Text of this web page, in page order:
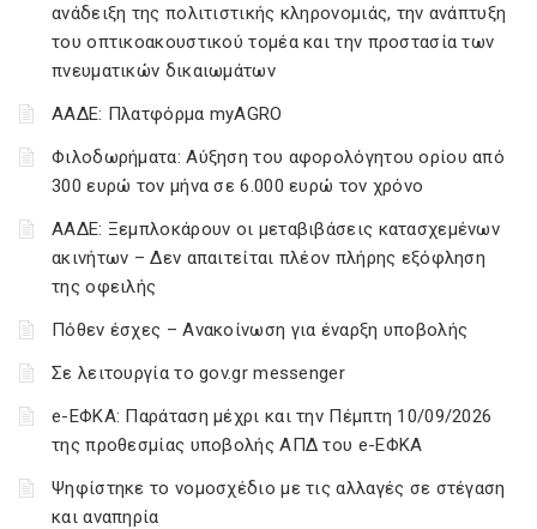
ανάδειξη της πολιτιστικής κληρονομιάς, την ανάπτυξη
του οπτικοακουστικού τομέα και την προστασία των
πνευματικών δικαιωμάτων
ΑΑΔΕ: Πλατφόρμα myAGRO
Φιλοδωρήματα: Αύξηση του αφορολόγητου ορίου από
300 ευρώ τον μήνα σε 6.000 ευρώ τον χρόνο
ΑΑΔΕ: Ξεμπλοκάρουν οι μεταβιβάσεις κατασχεμένων
ακινήτων – Δεν απαιτείται πλέον πλήρης εξόφληση
της οφειλής
Πόθεν έσχες – Ανακοίνωση για έναρξη υποβολής
Σε λειτουργία το gov.gr messenger
e-ΕΦΚΑ: Παράταση μέχρι και την Πέμπτη 10/09/2026
της προθεσμίας υποβολής ΑΠΔ του e-ΕΦΚΑ
Ψηφίστηκε το νομοσχέδιο με τις αλλαγές σε στέγαση
και αναπηρία